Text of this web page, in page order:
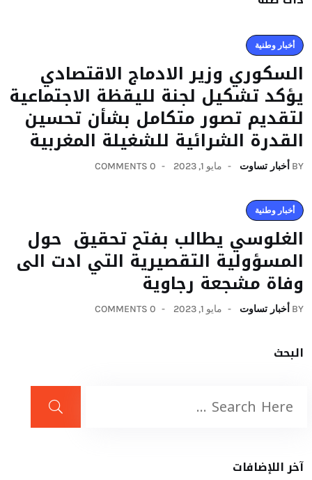
أخبار وطنية
السكوري وزير الادماج الاقتصادي
يؤكد تشكيل لجنة لليقظة الاجتماعية
لتقديم تصور متكامل بشأن تحسين
القدرة الشرائية للشغيلة المغربية
BY أخبار تساوت مايو 1, 2023 0 COMMENTS
أخبار وطنية
الغلوسي يطالب بفتح تحقيق حول
المسؤولية التقصيرية التي ادت الى
وفاة مشجعة رجاوية
BY أخبار تساوت مايو 1, 2023 0 COMMENTS
البحث
آخر اللإضافات